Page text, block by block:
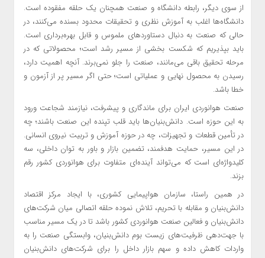
از سوی دیگر، رابطه دانشگاه و صنعت همچنان یک حلقه مفقوده است.
دانشگاه‌ها اغلب به آموزش نظری و تحقیقات محدود بسنده می‌کنند، در
حالی که صنعت به دنبال دستاوردهای ملموس و قابل بهره‌برداری است.
باید بپذیریم که شکست بخشی از مسیر رشد است؛ محصولاتی که در
مرحله تحقیق باقی می‌مانند، صنعت را جلو نمی‌برند. آنچه اهمیت دارد،
رسیدن به محصول نهایی و عملیاتی است؛ حتی اگر مسیر پر از آزمون و
خطا باشد.
صنعت هوانوردی ایران برای ماندگاری و پیشرفت، نیازمند شجاعت ورود
به این حوزه است. دانش‌بنیان‌ها باید قلب تپنده این صنعت باشند؛ چه
در تأمین قطعات و تجهیزات، چه در حوزه آموزش و تربیت نیروی انسانی.
در این مسیر، حمایت هدفمند، تضمین بازار و باور به توان داخلی، سه
کلیدواژه‌ای است که می‌تواند آینده‌ای متفاوت برای هوانوردی کشور رقم
بزند.
در همین راستا، سازمان هواپیمایی کشوری، با ایجاد مرکز اقتصاد
دانش‌بنیان و مقابله با تحریم، تلاش نموده حلقه اتصالی میان شرکت‌های
دانش‌بنیان و فعالین صنعت هوانوردی کشور باشد تا در یک مسیر مناسب
با جهت‌دهی ظرفیت‌های زیست بوم دانش‌بنیان، وابستگی صنعت را به
واردات کاهش داده و سهم بازار داخل را برای شرکت‌های دانش‌بنیان